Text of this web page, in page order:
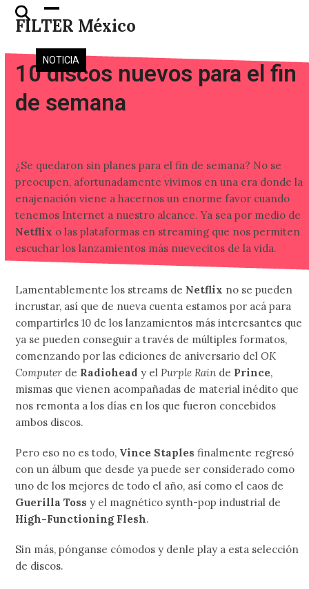
Skip
FILTER México
Open
mobile
menu
Close
mobile
menu
NOTICIA
10 discos nuevos para el fin
de semana
¿Se quedaron sin planes para el fin de semana? No se
preocupen, afortunadamente vivimos en una era donde la
enajenación viene a hacernos un enorme favor cuando
tenemos Internet a nuestro alcance. Ya sea por medio de
Netflix o las plataformas en streaming que nos permiten
escuchar los lanzamientos más nuevecitos de la vida.
Lamentablemente los streams de Netflix no se pueden
incrustar, así que de nueva cuenta estamos por acá para
compartirles 10 de los lanzamientos más interesantes que
ya se pueden conseguir a través de múltiples formatos,
comenzando por las ediciones de aniversario delOK
Computer de Radiohead y elPurple Rain de Prince,
mismas que vienen acompañadas de material inédito que
nos remonta a los días en los que fueron concebidos
ambos discos.
Pero eso no es todo, Vince Staples finalmente regresó
con un álbum que desde ya puede ser considerado como
uno de los mejores de todo el año, así como el caos de
Guerilla Toss y el magnético synth-pop industrial de
High-Functioning Flesh.
Sin más, pónganse cómodos y denle play a esta selección
de discos.